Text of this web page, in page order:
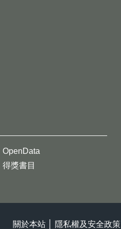
OpenData
得獎書目
關於本站 隱私權及安全政策